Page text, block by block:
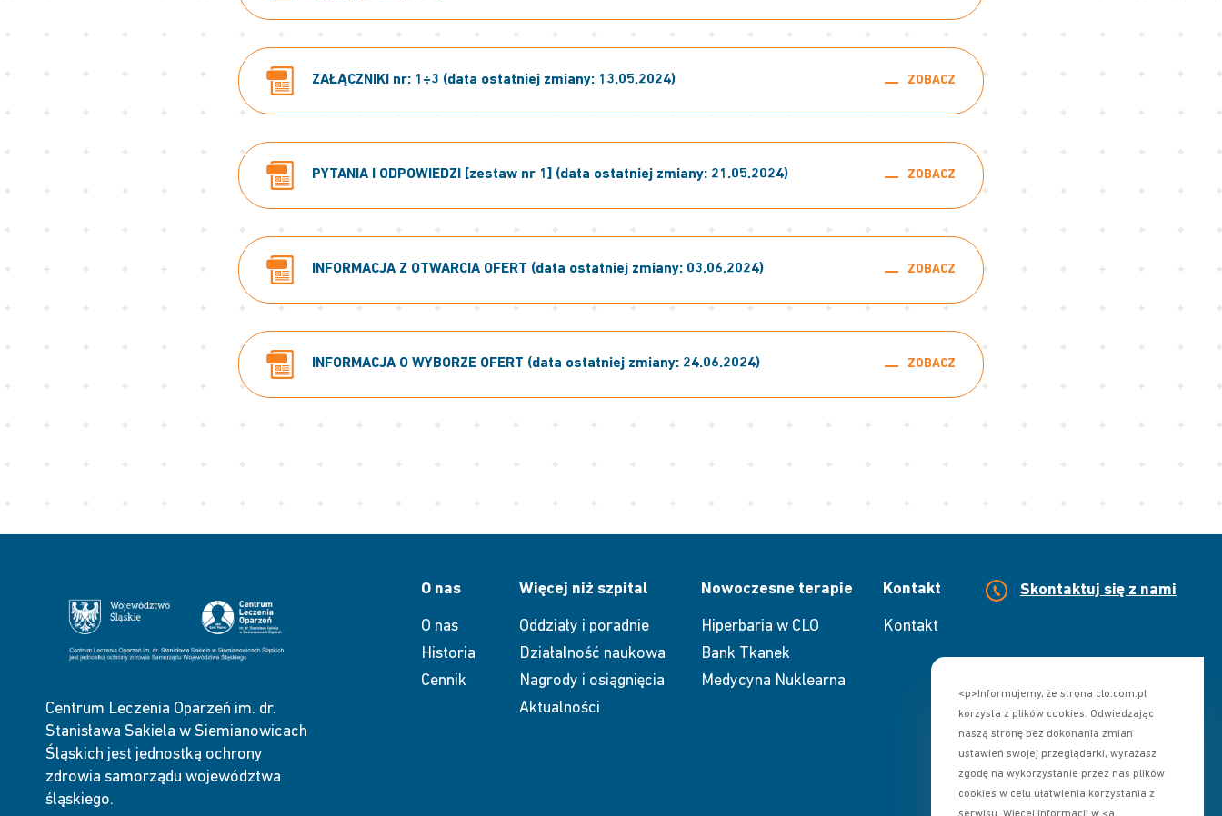
ZAŁĄCZNIKI nr: 1÷3 (data ostatniej zmiany: 13.05.2024) ZOBACZ
PYTANIA I ODPOWIEDZI [zestaw nr 1] (data ostatniej zmiany: 21.05.2024) ZOBACZ
INFORMACJA Z OTWARCIA OFERT (data ostatniej zmiany: 03.06.2024) ZOBACZ
INFORMACJA O WYBORZE OFERT (data ostatniej zmiany: 24.06.2024) ZOBACZ
Centrum Leczenia Oparzeń im. dr.
Stanisława Sakiela w Siemianowicach
Śląskich jest jednostką ochrony
zdrowia samorządu województwa
śląskiego.
O nas
O nas
Historia
Cennik
Więcej niż szpital
Oddziały i poradnie
Działalność naukowa
Nagrody i osiągnięcia
Aktualności
Nowoczesne terapie
Hiperbaria w CLO
Bank Tkanek
Medycyna Nuklearna
Kontakt
Kontakt
Skontaktuj się z nami
<p>Informujemy, że strona clo.com.pl
korzysta z plików cookies. Odwiedzając
naszą stronę bez dokonania zmian
ustawień swojej przeglądarki, wyrażasz
zgodę na wykorzystanie przez nas plików
cookies w celu ułatwienia korzystania z